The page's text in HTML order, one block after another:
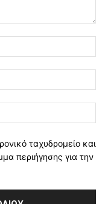
ταχυδρομείο και
περιήγησης για την